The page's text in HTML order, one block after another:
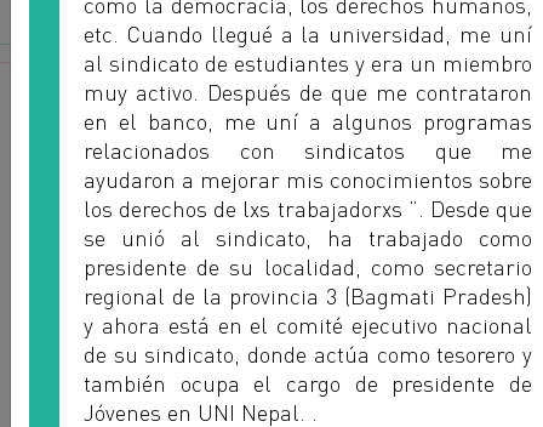
Lebogang Keabetswe
BOBEU - BOTSWANA
etc. Cuando llegué a la universidad, me uní
al sindicato de estudiantes y era un miembro
muy activo. Después de que me contrataron
en el banco, me uní a algunos programas
relacionados con sindicatos que me
ayudaron a mejorar mis conocimientos sobre
los derechos de lxs trabajadorxs ”. Desde que
se unió al sindicato, ha trabajado como
presidente de su localidad, como secretario
regional de la provincia 3 (Bagmati Pradesh)
y ahora está en el comité ejecutivo nacional
de su sindicato, donde actúa como tesorero y
también ocupa el cargo de presidente de
Jóvenes en UNI Nepal. .